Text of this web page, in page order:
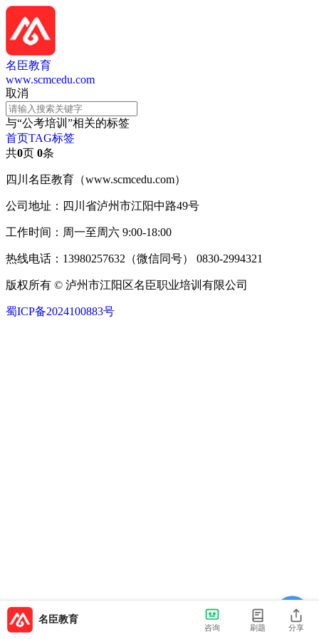
名臣教育
www.scmcedu.com
取消
与“公考培训”相关的标签
首页TAG标签
共0页 0条
AI智能助手
AI智能助手
您好，我是智能助手易小丽，很高兴为您服
务
常见问题
1.seo如何优化
四川名臣教育（www.scmcedu.com）
公司地址：四川省泸州市江阳中路49号
工作时间：周一至周六 9:00-18:00
热线电话：13980257632（微信同号） 0830-2994321
版权所有 © 泸州市江阳区名臣职业培训有限公司
蜀ICP备2024100883号
名臣教育
咨询 刷题 分享